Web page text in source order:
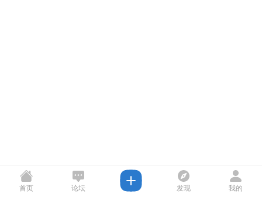
首页 论坛 发现 我的